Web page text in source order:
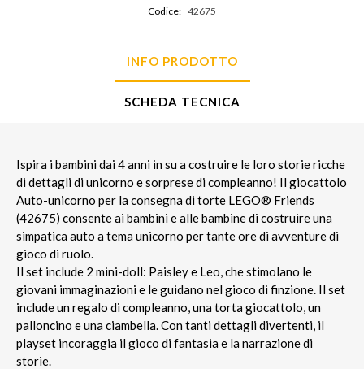
Codice: 42675
INFO PRODOTTO
SCHEDA TECNICA
Ispira i bambini dai 4 anni in su a costruire le loro storie ricche
di dettagli di unicorno e sorprese di compleanno! Il giocattolo
Auto-unicorno per la consegna di torte LEGO® Friends
(42675) consente ai bambini e alle bambine di costruire una
simpatica auto a tema unicorno per tante ore di avventure di
gioco di ruolo.
Il set include 2 mini-doll: Paisley e Leo, che stimolano le
giovani immaginazioni e le guidano nel gioco di finzione. Il set
include un regalo di compleanno, una torta giocattolo, un
palloncino e una ciambella. Con tanti dettagli divertenti, il
playset incoraggia il gioco di fantasia e la narrazione di
storie.